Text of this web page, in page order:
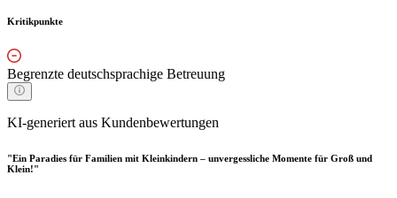
Kritikpunkte
Begrenzte deutschsprachige Betreuung
KI-generiert aus Kundenbewertungen
"Ein Paradies für Familien mit Kleinkindern – unvergessliche Momente für Groß und
Klein!"